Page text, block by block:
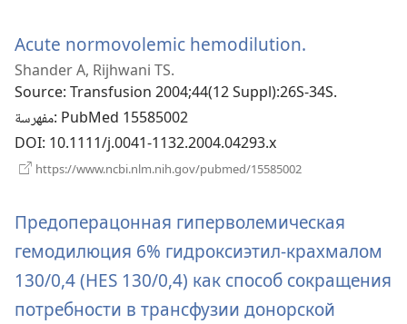
Acute normovolemic hemodilution.
Shander A, Rijhwani TS.
Source‎: Transfusion 2004;44(12 Suppl):26S-34S.
مفهرسة‎: PubMed 15585002
DOI‎: 10.1111/j.0041-1132.2004.04293.x
https://www.ncbi.nlm.nih.gov/pubmed/15585002
Предоперацонная гиперволемическая
гемодилюция 6% гидроксиэтил-крахмалом
130/0,4 (HES 130/0,4) как способ сокращения
потребности в трансфузии донорской